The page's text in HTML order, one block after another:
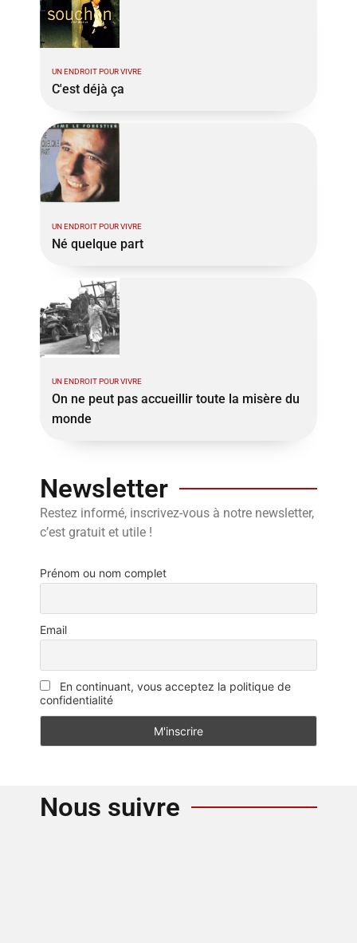
UN ENDROIT POUR VIVRE
C'est déjà ça
UN ENDROIT POUR VIVRE
Né quelque part
UN ENDROIT POUR VIVRE
On ne peut pas accueillir toute la misère du
monde
Newsletter
Restez informé, inscrivez-vous à notre newsletter,
c’est gratuit et utile !
Prénom ou nom complet
Email
En continuant, vous acceptez la politique de
confidentialité
Nous suivre